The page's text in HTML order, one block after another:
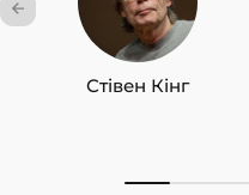
Стівен Кінг